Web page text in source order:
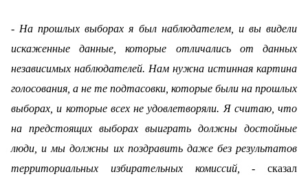
- На прошлых выборах я был наблюдателем, и вы видели
искаженные данные, которые отличались от данных
независимых наблюдателей. Нам нужна истинная картина
голосования, а не те подтасовки, которые были на прошлых
выборах, и которые всех не удовлетворяли. Я считаю, что
на предстоящих выборах выиграть должны достойные
люди, и мы должны их поздравить даже без результатов
территориальных избирательных комиссий,
- сказал